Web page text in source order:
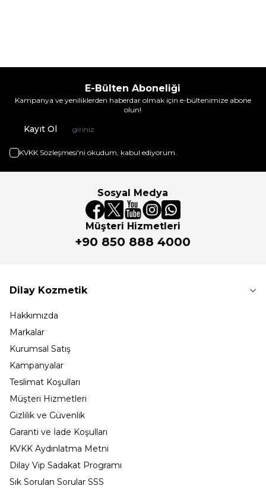
E-Bülten Aboneliği
Kampanya ve yeniliklerden haberdar olmak için e-bültenimize abone
olun!
Kayıt Ol
KVKK Sözleşmesi'ni okudum, kabul ediyorum.
Sosyal Medya
Müşteri Hizmetleri
+90 850 888 4000
Dilay Kozmetik
Hakkımızda
Markalar
Kurumsal Satış
Kampanyalar
Teslimat Koşulları
Müşteri Hizmetleri
Gizlilik ve Güvenlik
Garanti ve İade Koşulları
KVKK Aydınlatma Metni
Dilay Vip Sadakat Programı
Sık Sorulan Sorular SSS